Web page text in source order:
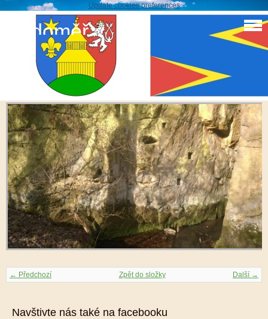
Update cookies preferences
Sudoměř
Sudoměř.......
WP_20160405_012
← Předchozí Další →
Zpět do složky
Navštivte nás také na facebooku